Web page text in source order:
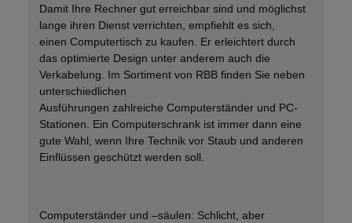
Damit Ihre Rechner gut erreichbar sind und möglichst
lange ihren Dienst verrichten, empfiehlt es sich,
einen Computertisch zu kaufen.
Er erleichtert durch
das optimierte Design unter anderem auch die
Verkabelung.
Im Sortiment von RBB finden Sie neben
unterschiedlichen
Ausführungen zahlreiche Computerständer und PC-
Stationen . Ein Computerschrank ist immer dann eine
gute Wahl, wenn Ihre Technik vor Staub und anderen
Einflüssen geschützt werden soll.
Computerständer und –säulen: Schlicht, aber